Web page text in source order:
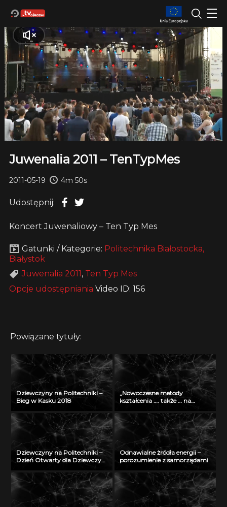
Juwenalia 2011 – TenTypMes
2011-05-19 4m 50s
Udostępnij:
Koncert Juwenaliowy – Ten Typ Mes
Gatunki / Kategorie: Politechnika Białostocka,
Białystok
Juwenalia 2011, Ten Typ Mes
Opcje udostępniania Video ID: 156
Powiązane tytuły:
Dziewczyny na Politechniki –
Bieg w Kasku 2018
„Nowoczesne metody
kształcenia …. także … na
Radiu Akadera – 11 grudzień
2012
Dziewczyny na Politechniki –
Dzień Otwarty dla Dziewczyn
Odnawialne żródła energii –
porozumienie z samorządami